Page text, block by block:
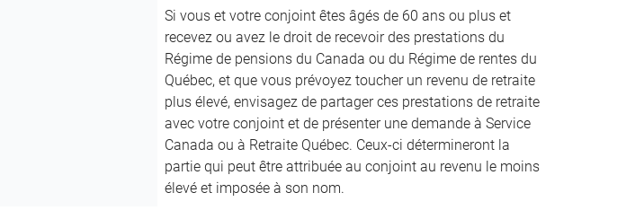
Si vous et votre conjoint êtes âgés de 60 ans ou plus et
recevez ou avez le droit de recevoir des prestations du
Régime de pensions du Canada ou du Régime de rentes du
Québec, et que vous prévoyez toucher un revenu de retraite
plus élevé, envisagez de partager ces prestations de retraite
avec votre conjoint et de présenter une demande à Service
Canada ou à Retraite Québec. Ceux-ci détermineront la
partie qui peut être attribuée au conjoint au revenu le moins
élevé et imposée à son nom.